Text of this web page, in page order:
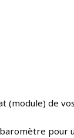
(module) de
pour